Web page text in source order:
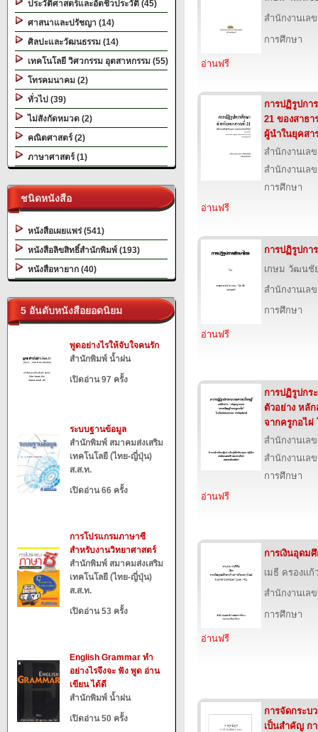
ประวัติศาสตร์และอัตชีวประวัติ (45)
ศาสนาและปรัชญา (14)
ศิลปะและวัฒนธรรม (14)
เทคโนโลยี วิศวกรรม อุตสาหกรรม (55)
โทรคมนาคม (2)
ทั่วไป (39)
ไม่สังกัดหมวด (2)
คณิตศาสตร์ (2)
ภาษาศาสตร์ (1)
ชนิดหนังสือ
หนังสือเผยแพร่ (541)
หนังสือลิขสิทธิ์สำนักพิมพ์ (193)
หนังสือหายาก (40)
5 อันดับหนังสือยอดนิยม
พูดอย่างไรให้จับใจคนรัก
สำนักพิมพ์ น้ำฝน
เปิดอ่าน 97 ครั้ง
ระบบฐานข้อมูล
สำนักพิมพ์ สมาคมส่งเสริม
เทคโนโลยี (ไทย-ญี่ปุ่น)
ส.ส.ท.
เปิดอ่าน 66 ครั้ง
การโปรแกรมภาษาซี
สำหรับงานวิทยาศาสตร์
สำนักพิมพ์ สมาคมส่งเสริม
เทคโนโลยี (ไทย-ญี่ปุ่น)
ส.ส.ท.
เปิดอ่าน 53 ครั้ง
English Grammar ทำ
อย่างไรจึงจะ ฟัง พูด อ่าน
เขียน ได้ดี
สำนักพิมพ์ น้ำฝน
เปิดอ่าน 50 ครั้ง
สำนักงานเล
การศึกษา
อ่านฟรี
การปฏิรูปกา
21 ของสาธา
ผู้นำในยุคสา
สำนักงานเล
สำนักงานเล
การศึกษา
อ่านฟรี
การปฏิรูปกา
เกษม วัฒนชั
สำนักงานเล
การศึกษา
อ่านฟรี
การปฏิรูปกร
ตัวอย่าง หลั
จากครูกอไผ่
สำนักงานเล
สำนักงานเล
การศึกษา
อ่านฟรี
การเงินอุดม
เมธี ครองแ
สำนักงานเล
การศึกษา
อ่านฟรี
การจัดกระบ
เป็นสำคัญ ก